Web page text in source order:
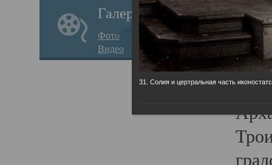
Галерея
Фото
Видео
31. Солия и цертральная часть